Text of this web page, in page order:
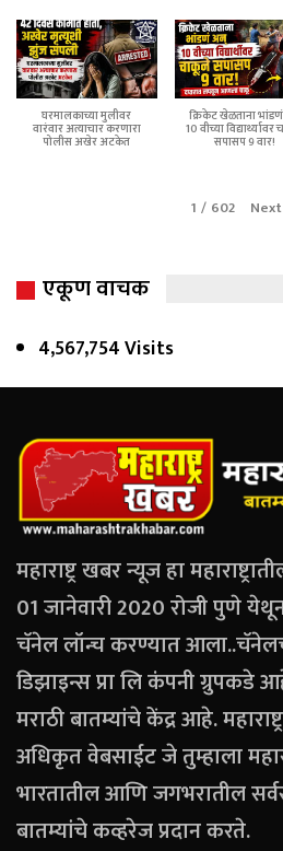
घरमालकाच्या मुलीवर
वारंवार अत्याचार करणारा
पोलीस अखेर अटकेत
क्रिकेट खेळताना
10 वीच्या
सपासप 9 वार!
1 / 602 Next
एकूण वाचक
4,567,754 Visits
महाराष्ट्र खबर न्यूज हा
01 जानेवारी 2020 रोजी पुणे
चॅनेल लॉन्च करण्यात
डिझाइन्स प्रा लि कंपनी ग्रुपकडे
मराठी बातम्यांचे केंद्र आहे.
अधिकृत वेबसाईट जे तुम्हाला
भारतातील आणि जगभरातील
बातम्यांचे कव्हरेज प्रदान करते.